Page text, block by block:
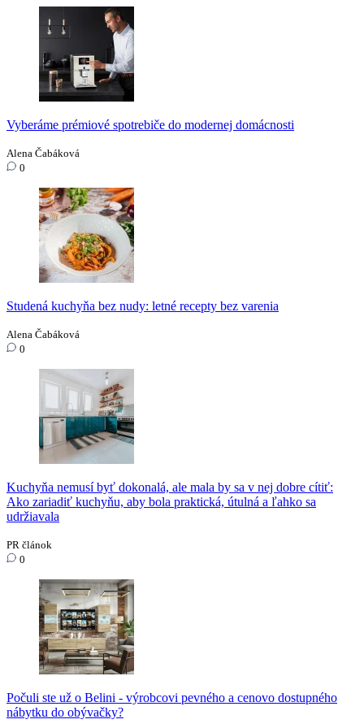
Vyberáme prémiové spotrebiče do modernej domácnosti
Alena Čabáková
0
Studená kuchyňa bez nudy: letné recepty bez varenia
Alena Čabáková
0
Kuchyňa nemusí byť dokonalá, ale mala by sa v nej dobre cítiť:
Ako zariadiť kuchyňu, aby bola praktická, útulná a ľahko sa
udržiavala
PR článok
0
Počuli ste už o Belini - výrobcovi pevného a cenovo dostupného
nábytku do obývačky?